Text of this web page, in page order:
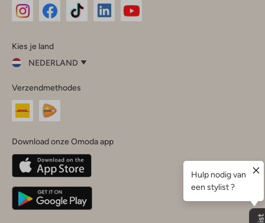
InstagramFacebook
Kies je land
NEDERLAND
je
land
Nederland
Belgique(Français)
Deutschland
Verzendmethodes
Download onze Omoda app